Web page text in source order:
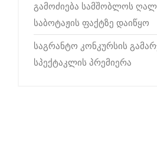
გამოძიება სამშობლოს
საბოტაჟის ფაქტზე დაიწყო
საგრანტო კონკურსის
სპექტაკლის პრემიერა